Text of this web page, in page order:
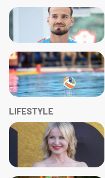
LIFESTYLE